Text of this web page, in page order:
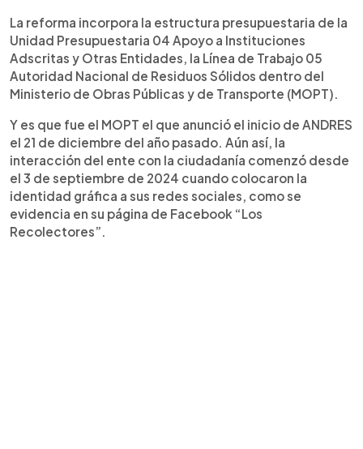
La reforma incorpora la estructura presupuestaria de la
Unidad Presupuestaria 04 Apoyo a Instituciones
Adscritas y Otras Entidades, la Línea de Trabajo 05
Autoridad Nacional de Residuos Sólidos dentro del
Ministerio de Obras Públicas y de Transporte (MOPT).
Y es que fue el MOPT el que anunció el inicio de ANDRES
el 21 de diciembre del año pasado. Aún así, la
interacción del ente con la ciudadanía comenzó desde
el 3 de septiembre de 2024 cuando colocaron la
identidad gráfica a sus redes sociales, como se
evidencia en su página de Facebook “Los
Recolectores”.